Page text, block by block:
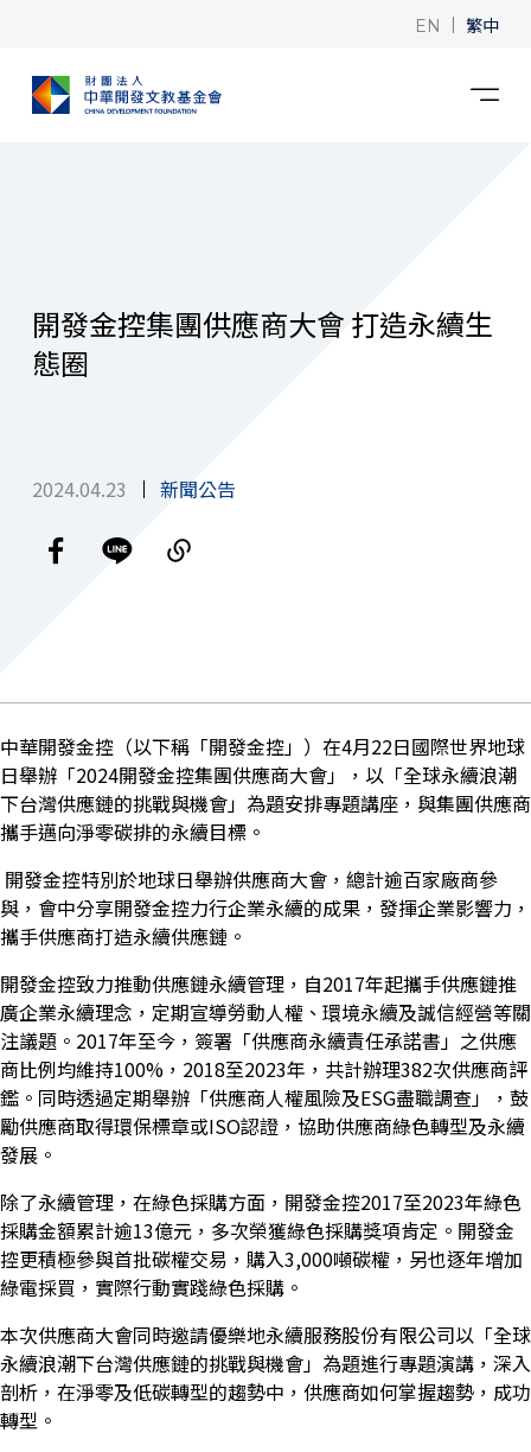
EN | 繁中
開發金控集團供應商大會 打造永續生
態圈
2024.04.23 新聞公告
中華開發金控（以下稱「開發金控」）在4月22日國際世界地球
日舉辦「2024開發金控集團供應商大會」，以「全球永續浪潮
下台灣供應鏈的挑戰與機會」為題安排專題講座，與集團供應商
攜手邁向淨零碳排的永續目標。
開發金控特別於地球日舉辦供應商大會，總計逾百家廠商參
與，會中分享開發金控力行企業永續的成果，發揮企業影響力，
攜手供應商打造永續供應鏈。
開發金控致力推動供應鏈永續管理，自2017年起攜手供應鏈推
廣企業永續理念，定期宣導勞動人權、環境永續及誠信經營等關
注議題。2017年至今，簽署「供應商永續責任承諾書」之供應
商比例均維持100%，2018至2023年，共計辦理382次供應商評
鑑。同時透過定期舉辦「供應商人權風險及ESG盡職調查」，鼓
勵供應商取得環保標章或ISO認證，協助供應商綠色轉型及永續
發展。
除了永續管理，在綠色採購方面，開發金控2017至2023年綠色
採購金額累計逾13億元，多次榮獲綠色採購獎項肯定。開發金
控更積極參與首批碳權交易，購入3,000噸碳權，另也逐年增加
綠電採買，實際行動實踐綠色採購。
本次供應商大會同時邀請優樂地永續服務股份有限公司以「全球
永續浪潮下台灣供應鏈的挑戰與機會」為題進行專題演講，深入
剖析，在淨零及低碳轉型的趨勢中，供應商如何掌握趨勢，成功
轉型。